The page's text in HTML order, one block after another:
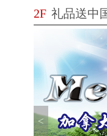
2F 礼品送中
<